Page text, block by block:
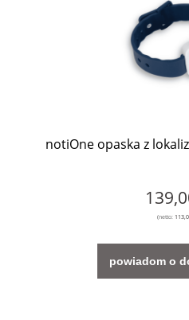
notiOne opaska z
(netto:
powiadom o